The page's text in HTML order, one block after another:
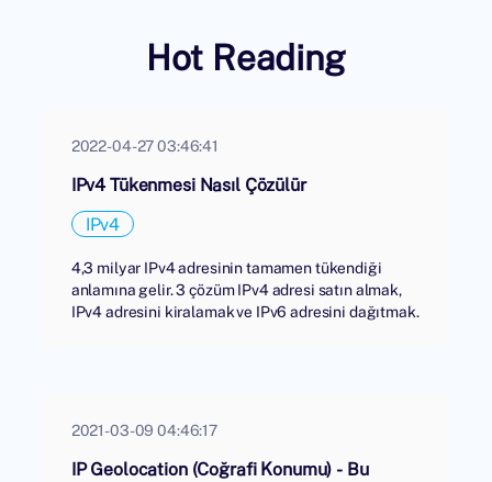
Hot Reading
2022-04-27 03:46:41
IPv4 Tükenmesi Nasıl Çözülür
IPv4
4,3 milyar IPv4 adresinin tamamen tükendiği
anlamına gelir. 3 çözüm IPv4 adresi satın almak,
IPv4 adresini kiralamak ve IPv6 adresini dağıtmak.
2021-03-09 04:46:17
IP Geolocation (Coğrafi Konumu) - Bu